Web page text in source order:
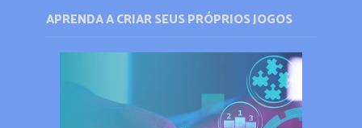
APRENDA A CRIAR SEUS PRÓPRIOS JOGOS